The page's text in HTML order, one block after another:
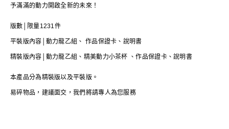
予滿滿的動力開啟全新的未來！
版數│限量1231件
平裝版內容│動力龍乙組、 作品保證卡、說明書
精裝版內容│動力龍乙組、精美動力小茶杯 、作品保證卡、說明書
本產品分為精裝版以及平裝版。
易碎物品，建議面交，我們將請專人為您服務